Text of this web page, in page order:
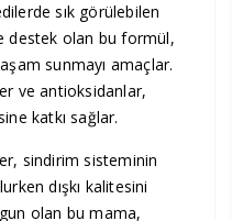
sık görülebilen
destek olan bu formül,
sunmayı amaçlar.
ve antioksidanlar,
katkı sağlar.
sindirim sisteminin
dışkı kalitesini
olan bu mama,